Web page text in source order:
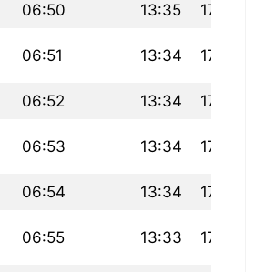
06:50 13:35 17:21
06:51 13:34 17:20
06:52 13:34 17:19
06:53 13:34 17:18
06:54 13:34 17:17
06:55 13:33 17:17